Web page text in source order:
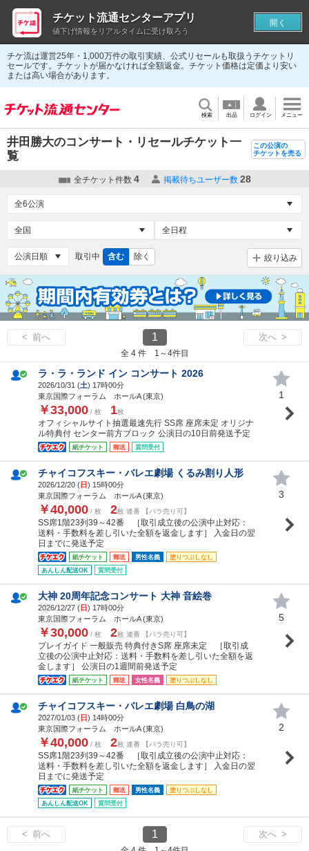
チケ流は運営25年・1,000万件の取引実績、公式リセールも取扱うチケットリ
セールです。チケットが届かなければ全額返金。チケット価格は定価より安い
または高い場合があります。
検索 出品 ログイン メニュー
井田勝大のコンサート・リセールチケット一
覧
この公演の
チケットを売る
全チケット件数 4 掲載待ちユーザー数 28
取引中 含む 除く 絞り込み
< 前へ 1 次へ >
全 4 件 1～4件目
ラ・ラ・ランド イン コンサート 2026
2026/10/31 (土) 17時00分
東京国際フォーラム ホールA (東京)
￥33,000 / 枚 1枚
オフィシャルサイト抽選最速先行 SS席 座席未定 オリジナ
ル特典付 センター前方ブロック 公演日の10日前発送予定
紙チケット 郵送 質問受付
1
チャイコフスキー・バレエ劇場 くるみ割り人形
2026/12/20 (日) 15時00分
東京国際フォーラム ホールA (東京)
￥40,000 / 枚 2枚 連番 【バラ売り可】
SS席1階23列39～42番 ［取引成立後の公演中止対応：
送料・手数料を差し引いた全額を返金します］ 入金日の翌
日までに発送予定
紙チケット 郵送 男性名義
塗りつぶしなし
あんしん配送OK
質問受付
3
大神 20周年記念コンサート 大神 音絵巻
2026/12/27 (日) 17時00分
東京国際フォーラム ホールA (東京)
￥30,000 / 枚 2枚 連番 【バラ売り可】
プレイガイド 一般販売 特典付きS席 座席未定 ［取引成
立後の公演中止対応：送料・手数料を差し引いた全額を返
金します］ 公演日の1週間前発送予定
紙チケット 郵送 女性名義 塗りつぶしなし
5
チャイコフスキー・バレエ劇場 白鳥の湖
2027/01/03 (日) 14時00分
東京国際フォーラム ホールA (東京)
￥40,000 / 枚 2枚 連番 【バラ売り可】
SS席1階23列39～42番 ［取引成立後の公演中止対応：
送料・手数料を差し引いた全額を返金します］ 入金日の翌
日までに発送予定
紙チケット 郵送 男性名義
塗りつぶしなし
あんしん配送OK
質問受付
2
< 前へ 1 次へ >
チケット流通センターアプリ
値下げ情報をリアルタイムに受け取ろう
開く